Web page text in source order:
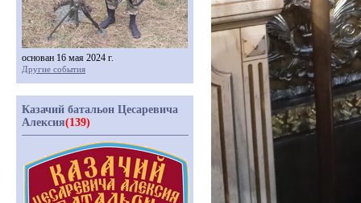
основан 16 мая 2024 г.
Другие события
Казачий батальон Цесаревича
Алексия(139)